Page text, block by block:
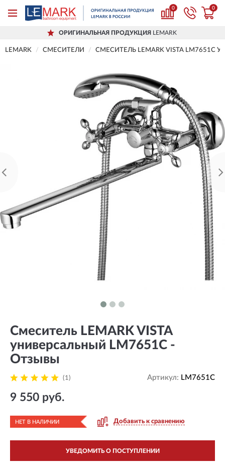
0 0
ОРИГИНАЛЬНАЯ ПРОДУКЦИЯ LEMARK
LEMARK СМЕСИТЕЛИ СМЕСИТЕЛЬ LEMARK VISTA LM7651C
Смеситель LEMARK VISTA
универсальный LM7651C -
Отзывы
(1) Артикул: LM7651C
9 550 руб.
НЕТ В НАЛИЧИИ Добавить к сравнению
УВЕДОМИТЬ О ПОСТУПЛЕНИИ